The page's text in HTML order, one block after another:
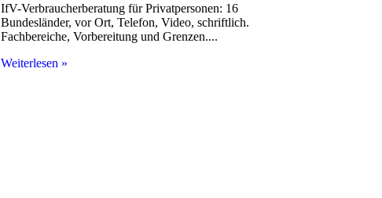
IfV-Verbraucherberatung für Privatpersonen: 16
Bundesländer, vor Ort, Telefon, Video, schriftlich.
Fachbereiche, Vorbereitung und Grenzen.
Weiterlesen »